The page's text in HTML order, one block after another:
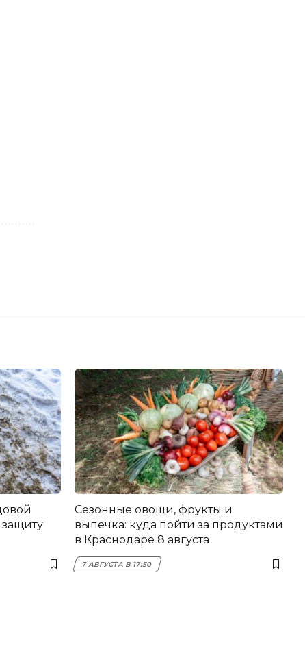
Сезонные овощи, фрукты и
выпечка: куда пойти за продуктами
в Краснодаре 8 августа
7 АВГУСТА В 17:50